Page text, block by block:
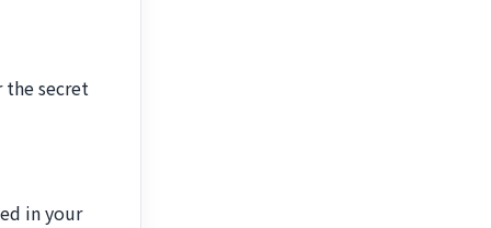
the secret
in your